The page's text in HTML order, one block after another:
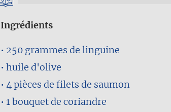
Ingrédients
250 grammes de linguine
huile d'olive
4 pièces de filets de saumon
1 bouquetde coriandre